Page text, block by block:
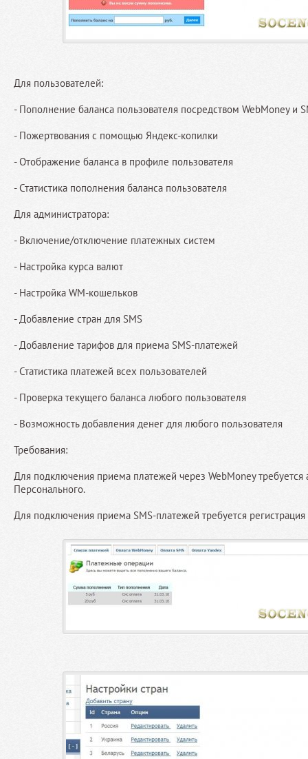
Для пользователей:
- Пополнение баланса пользователя посредством WebMoney и
- Пожертвования с помощью Яндекс-копилки
- Отображение баланса в профиле пользователя
- Статистика пополнения баланса пользователя
Для администратора:
- Включение/отключение платежных систем
- Настройка курса валют
- Настройка WM-кошельков
- Добавление стран для SMS
- Добавление тарифов для приема SMS-платежей
- Статистика платежей всех пользователей
- Проверка текущего баланса любого пользователя
- Возможность добавления денег для любого пользователя
Требования:
Для подключения приема платежей через WebMoney требуется
Персонального.
Для подключения приема SMS-платежей требуется